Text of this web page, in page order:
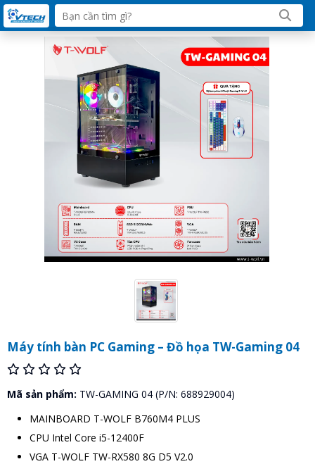
Máy tính bàn PC Gaming – Đồ họa TW-Gaming 04
Mã sản phẩm: TW-GAMING 04 (P/N: 688929004)
MAINBOARD T-WOLF B760M4 PLUS
CPU Intel Core i5-12400F
VGA T-WOLF TW-RX580 8G D5 V2.0